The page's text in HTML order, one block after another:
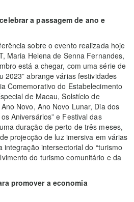
a passagem de ano e
sobre o evento realizada hoje
Maria Helena de Senna Fernandes,
está a chegar, com uma série de
2023” abrange várias festividades
Comemorativo do Estabelecimento
de Macau, Solstício de
Novo, Ano Novo Lunar, Dia dos
Aniversários” e Festival das
duração de perto de três meses,
projecção de luz imersiva em várias
intersectorial do “turismo
do turismo comunitário e da
promover a economia